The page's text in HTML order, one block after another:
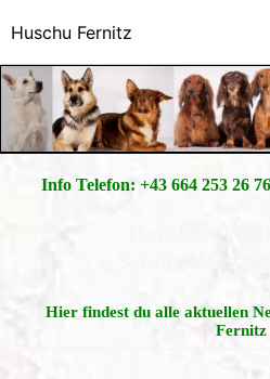
Info Telefon: +43 664 253 26
Hier findest du alle aktuellen
Fernitz
Huschu Fernitz